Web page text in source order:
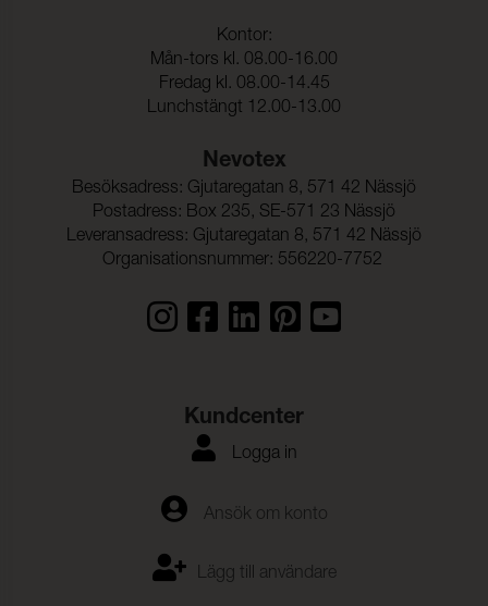
500 N (ISO 13934-1)
Dragbrottsgräns Väft: 720 N (ISO 13934-1)
68,2 N (ISO 13937-3)
93,2 N (ISO 13937-3)
Kontor:
Mån-tors kl. 08.00-16.00
Fredag kl. 08.00-14.45
Lunchstängt 12.00-13.00
Nevotex
Besöksadress: Gjutaregatan 8, 571 42 Nässjö
Postadress: Box 235, SE-571 23 Nässjö
Leveransadress: Gjutaregatan 8, 571 42 Nässjö
Organisationsnummer: 556220-7752
Kundcenter
Logga in
Ansök om konto
Lägg till användare